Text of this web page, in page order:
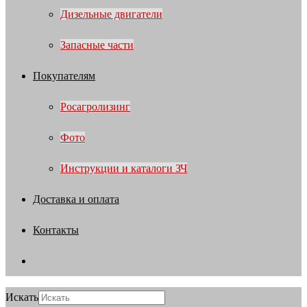
Дизельные двигатели
Запасные части
Покупателям
Росагролизинг
Фото
Инструкции и каталоги ЗЧ
Доставка и оплата
Контакты
Искать